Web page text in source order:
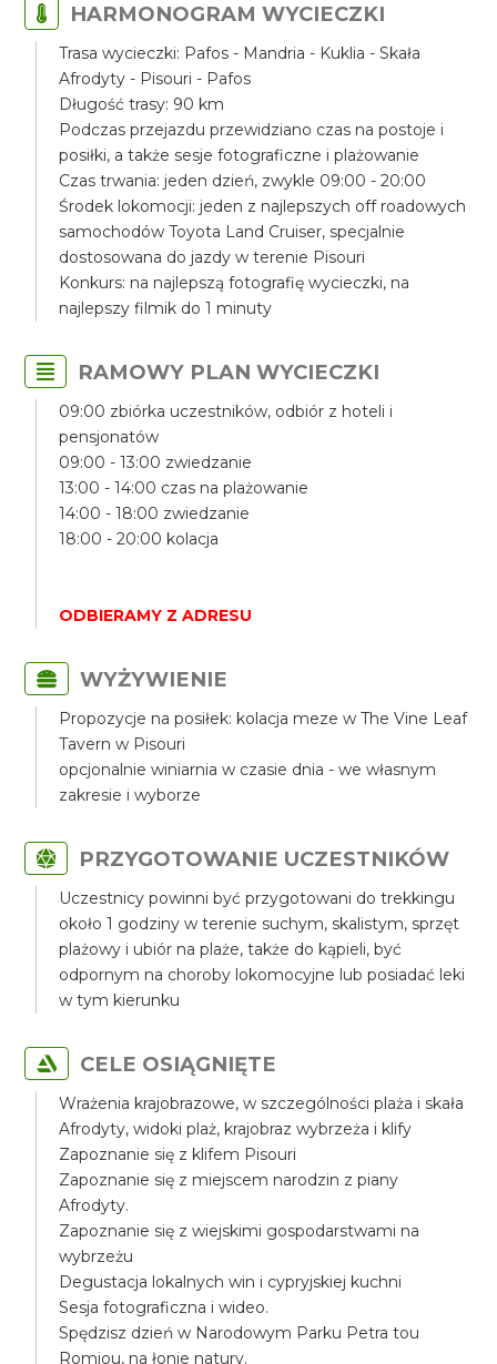
HARMONOGRAM WYCIECZKI
Trasa wycieczki: Pafos - Mandria - Kuklia - Skała
Afrodyty - Pisouri - Pafos
Długość trasy: 90 km
Podczas przejazdu przewidziano czas na postoje i
posiłki, a także sesje fotograficzne i plażowanie
Czas trwania: jeden dzień, zwykle 09:00 - 20:00
Środek lokomocji: jeden z najlepszych off roadowych
samochodów Toyota Land Cruiser, specjalnie
dostosowana do jazdy w terenie Pisouri
Konkurs: na najlepszą fotografię wycieczki, na
najlepszy filmik do 1 minuty
RAMOWY PLAN WYCIECZKI
09:00 zbiórka uczestników, odbiór z hoteli i
pensjonatów
09:00 - 13:00 zwiedzanie
13:00 - 14:00 czas na plażowanie
14:00 - 18:00 zwiedzanie
18:00 - 20:00 kolacja
ODBIERAMY Z ADRESU
WYŻYWIENIE
Propozycje na posiłek: kolacja meze w The Vine Leaf
Tavern w Pisouri
opcjonalnie winiarnia w czasie dnia - we własnym
zakresie i wyborze
PRZYGOTOWANIE UCZESTNIKÓW
Uczestnicy powinni być przygotowani do trekkingu
około 1 godziny w terenie suchym, skalistym, sprzęt
plażowy i ubiór na plaże, także do kąpieli, być
odpornym na choroby lokomocyjne lub posiadać leki
w tym kierunku
CELE OSIĄGNIĘTE
Wrażenia krajobrazowe, w szczególności plaża i skała
Afrodyty, widoki plaż, krajobraz wybrzeża i klify
Zapoznanie się z klifem Pisouri
Zapoznanie się z miejscem narodzin z piany
Afrodyty.
Zapoznanie się z wiejskimi gospodarstwami na
wybrzeżu
Degustacja lokalnych win i cypryjskiej kuchni
Sesja fotograficzna i wideo.
Spędzisz dzień w Narodowym Parku Petra tou
Romiou, na łonie natury.